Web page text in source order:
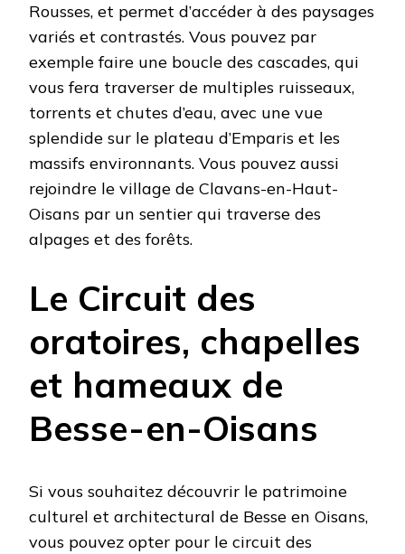
Rousses, et permet d’accéder à des paysages
variés et contrastés. Vous pouvez par
exemple faire une boucle des cascades, qui
vous fera traverser de multiples ruisseaux,
torrents et chutes d’eau, avec une vue
splendide sur le plateau d’Emparis et les
massifs environnants. Vous pouvez aussi
rejoindre le village de Clavans-en-Haut-
Oisans par un sentier qui traverse des
alpages et des forêts.
Le Circuit des
oratoires, chapelles
et hameaux de
Besse-en-Oisans
Si vous souhaitez découvrir le patrimoine
culturel et architectural de Besse en Oisans,
vous pouvez opter pour le circuit des